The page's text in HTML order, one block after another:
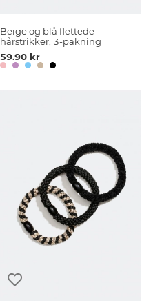
Beige og blå flettede
hårstrikker, 3-pakning
59.90 kr